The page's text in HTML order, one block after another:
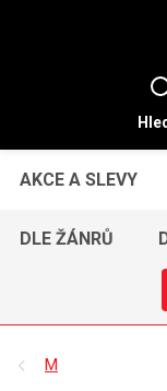
AKCE A SLEVY
DLE ŽÁNRŮ
M